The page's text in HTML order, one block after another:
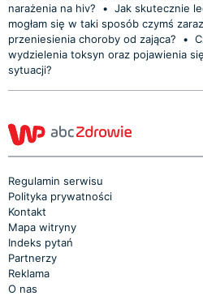
narażenia na hiv?
• Jak skutecznie
mogłam się w taki sposób czymś
przeniesienia choroby od zająca?
•
wydzielenia toksyn oraz pojawienia
sytuacji?
Regulamin serwisu
Polityka prywatności
Kontakt
Mapa witryny
Indeks pytań
Partnerzy
Reklama
O nas